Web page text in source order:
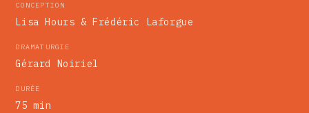
CONCEPTION
Lisa Hours & Frédéric Laforgue
DRAMATURGIE
Gérard Noiriel
DURÉE
75 min